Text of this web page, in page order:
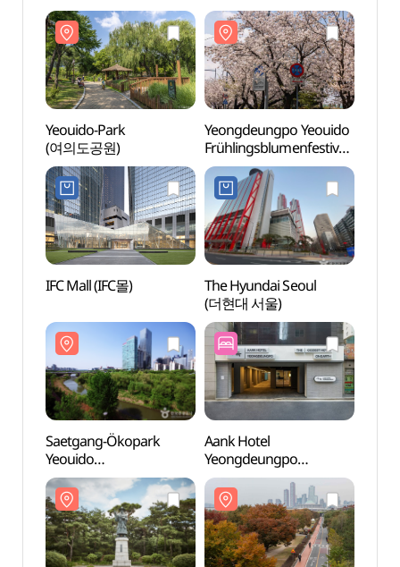
Yeouido-Park
(여의도공원)
Yeongdeungpo Yeouido
Frühlingsblumenfestival
(영등포 여의도 봄꽃축제)
IFC Mall (IFC몰)
The Hyundai Seoul
(더현대 서울)
Saetgang-Ökopark
Yeouido
(여의도샛강생태공원)
Aank Hotel
Yeongdeungpo
(아늑호텔 영등포점)